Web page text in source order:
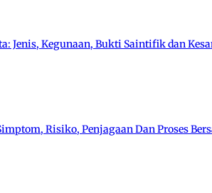
Jenis, Kegunaan, Bukti Saintifik dan
Risiko, Penjagaan Dan Proses